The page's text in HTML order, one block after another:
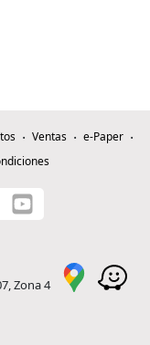
Ventas
e-Paper
Zona 4